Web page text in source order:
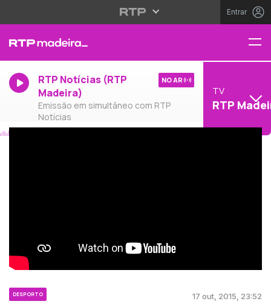
Entrar
RTP Notícias (RTP
Madeira)
Emissão em simultâneo com RTP
Notícias
NO AR
TV
RTP
DESPORTO 17 out, 2015, 23:52